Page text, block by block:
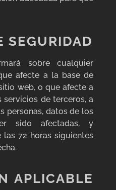
SEGURIDAD
sobre cualquier
afecte a la base de
web, o que afecte a
de terceros, a
personas, datos de los
sido afectadas, y
72 horas siguientes
APLICABLE